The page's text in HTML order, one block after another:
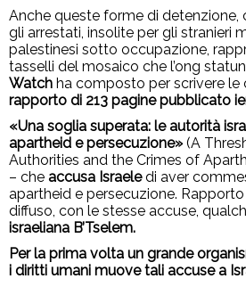
Anche queste forme di detenzione,
gli arrestati, insolite per gli stranieri
palestinesi sotto occupazione,
tasselli del mosaico che l’ong
Watch ha composto per scrivere le
rapporto di 213 pagine pubblicato
«Una soglia superata: le autorità
apartheid e persecuzione»(A
Authorities and the Crimes of
– che accusa Israeledi aver
apartheid e persecuzione.
diffuso, con le stesse accuse,
israeliana B’Tselem.
Per la prima volta un grande
i diritti umani muove tali accuse a